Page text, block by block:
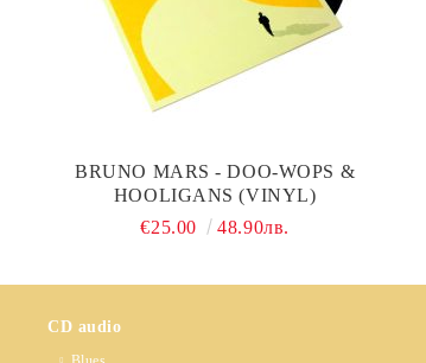
BRUNO MARS - DOO-WOPS &
HOOLIGANS (VINYL)
€25.00
48.90лв.
CD audio